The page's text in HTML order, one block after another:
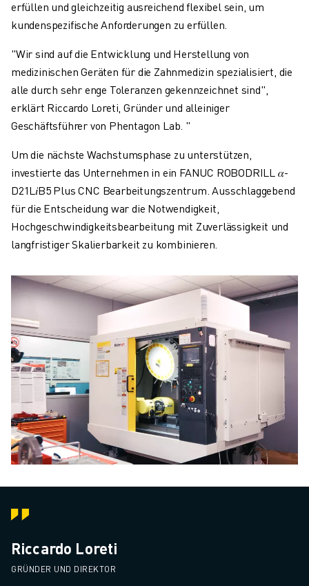
erfüllen und gleichzeitig ausreichend flexibel sein, um
kundenspezifische Anforderungen zu erfüllen.
"Wir sind auf die Entwicklung und Herstellung von
medizinischen Geräten für die Zahnmedizin spezialisiert, die
alle durch sehr enge Toleranzen gekennzeichnet sind",
erklärt Riccardo Loreti, Gründer und alleiniger
Geschäftsführer von Phentagon Lab. "
Um die nächste Wachstumsphase zu unterstützen,
investierte das Unternehmen in ein FANUC ROBODRILL𝛼-
D21L𝑖B5 Plus CNC Bearbeitungszentrum. Ausschlaggebend
für die Entscheidung war die Notwendigkeit,
Hochgeschwindigkeitsbearbeitung mit Zuverlässigkeit und
langfristiger Skalierbarkeit zu kombinieren.
Riccardo Loreti
GRÜNDER UND DIREKTOR